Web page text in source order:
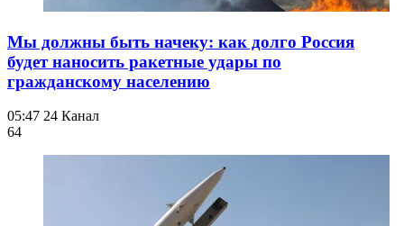
Мы должны быть начеку: как долго Россия
будет наносить ракетные удары по
гражданскому населению
05:47 24 Канал
64